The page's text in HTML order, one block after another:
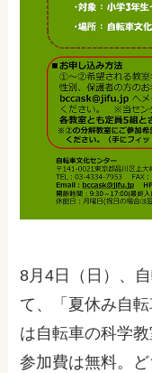
8月4日（日）、
て、「夏休み自
は自転車の科学
参加費は無料。